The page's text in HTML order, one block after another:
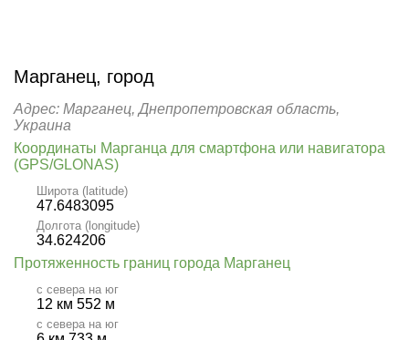
Марганец, город
Адрес: Марганец, Днепропетровская область,
Украина
Координаты Марганца для смартфона или навигатора
(GPS/GLONAS)
Широта (latitude)
47.6483095
Долгота (longitude)
34.624206
Протяженность границ города Марганец
с севера на юг
12 км 552 м
с севера на юг